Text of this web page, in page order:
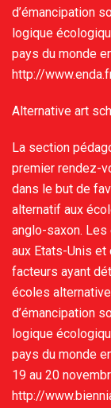
d’émancipation
logique
pays du monde
http://
Alternative art
La section
premier rendez-
dans le but de
alternatif aux
anglo-saxon. Les
aux Etats-Unis
facteurs ayant
écoles
d’émancipation
logique
pays du monde
19 au 20
http://